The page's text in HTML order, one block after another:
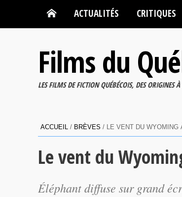
ACTUALITÉS CRITIQUES
Films du
LES FILMS DE FICTION QUÉBÉCOIS, DES ORIGINES
ACCUEIL / BRÈVES / LE VENT DU WYOMING
Le vent du
Éléphant diffuse sur grand